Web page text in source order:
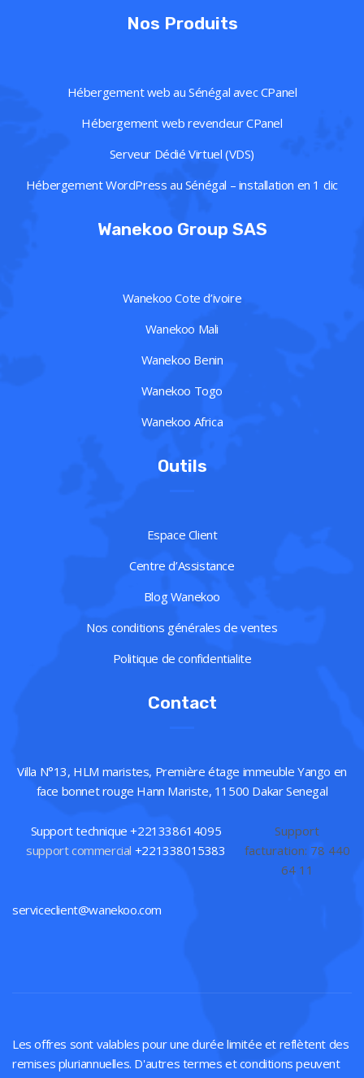
Nos Produits
Hébergement web au Sénégal avec CPanel
Hébergement web revendeur CPanel
Serveur Dédié Virtuel (VDS)
Hébergement WordPress au Sénégal – installation en 1 clic
Wanekoo Group SAS
Wanekoo Cote d’ivoire
Wanekoo Mali
Wanekoo Benin
Wanekoo Togo
Wanekoo Africa
Outils
Espace Client
Centre d’Assistance
Blog Wanekoo
Nos conditions générales de ventes
Politique de confidentialite
Contact
Villa N°13, HLM maristes, Première étage immeuble Yango en
face bonnet rouge Hann Mariste, 11500 Dakar Senegal
Support technique +221338614095
support commercial +221338015383
Support
facturation: 78 440
64 11
serviceclient@wanekoo.com
Les offres sont valables pour une durée limitée et reflètent des
remises pluriannuelles. D'autres termes et conditions peuvent